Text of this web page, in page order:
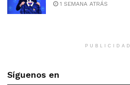
1 SEMANA ATRÁS
PUBLICIDAD
Síguenos en